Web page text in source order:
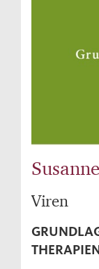
Viren